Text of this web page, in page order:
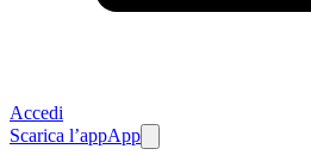
Accedi
Scarica l’appApp